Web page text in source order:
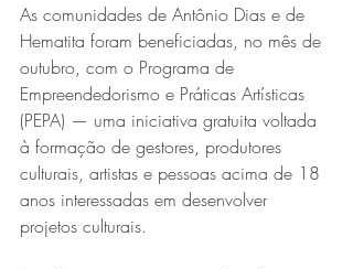
Projeto abre inscrições para
formar grupo de teatro cristão
no Vale do Aço
As comunidades de Antônio Dias e de
Hematita foram beneficiadas, no mês de
outubro, com o Programa de
Empreendedorismo e Práticas Artísticas
(PEPA) — uma iniciativa gratuita voltada
à formação de gestores, produtores
culturais, artistas e pessoas acima de 18
anos interessadas em desenvolver
projetos culturais.